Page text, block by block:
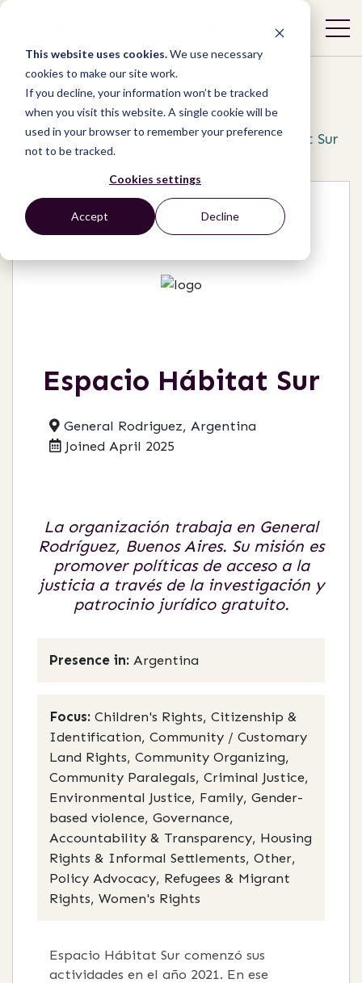
This website uses cookies.We use necessary
cookies to make our site work.
If you decline, your information won’t be tracked
when you visit this website. A single cookie will be
used in your browser to remember your preference
not to be tracked.
Cookies settings
Accept Decline
Network / Organizations / Espacio Hábitat Sur
Espacio Hábitat Sur
General Rodriguez, Argentina
Joined April 2025
La organización trabaja en General
Rodríguez, Buenos Aires. Su misión es
promover políticas de acceso a la
justicia a través de la investigación y
patrocinio jurídico gratuito.
Presence in: Argentina
Focus: Children's Rights, Citizenship &
Identification, Community / Customary
Land Rights, Community Organizing,
Community Paralegals, Criminal Justice,
Environmental Justice, Family, Gender-
based violence, Governance,
Accountability & Transparency, Housing
Rights & Informal Settlements, Other,
Policy Advocacy, Refugees & Migrant
Rights, Women's Rights
Espacio Hábitat Sur comenzó sus
actividades en el año 2021. En ese